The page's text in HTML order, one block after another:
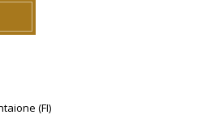
(FI)